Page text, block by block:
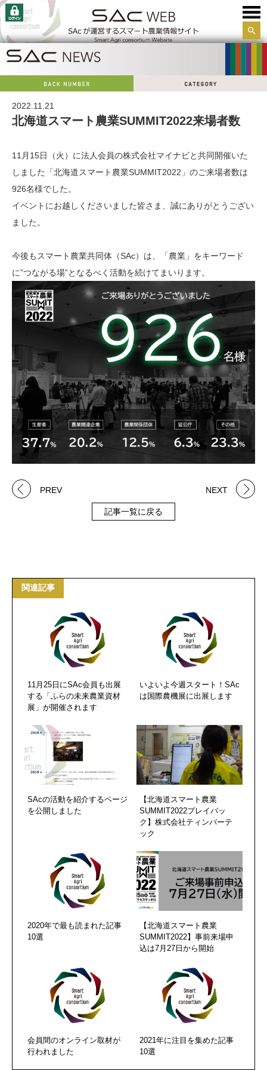
サイ
2022.11.21
北海道スマート農業SUMMIT2022来場者数
11月15日（火）に法人会員の株式会社マイナビと共同開催いた
しました「北海道スマート農業SUMMIT2022」のご来場者数は
926名様でした。
イベントにお越しくださいました皆さま、誠にありがとうござい
ました。
今後もスマート農業共同体（SAc）は、「農業」をキーワード
に”つながる場”となるべく活動を続けてまいります。
PREV
記事一覧に戻る
NEXT
関連記事
11月25日にSAc会員も出展
する「ふらの未来農業資材
展」が開催されます
いよいよ今週スタート！SAc
は国際農機展に出展します
SAcの活動を紹介するページ
を公開しました
【北海道スマート農業
SUMMIT2022プレイバッ
ク】株式会社ティンバーテ
ック
2020年で最も読まれた記事
10選
【北海道スマート農業
SUMMIT2022】事前来場申
込は7月27日から開始
会員間のオンライン取材が
行われました
2021年に注目を集めた記事
10選